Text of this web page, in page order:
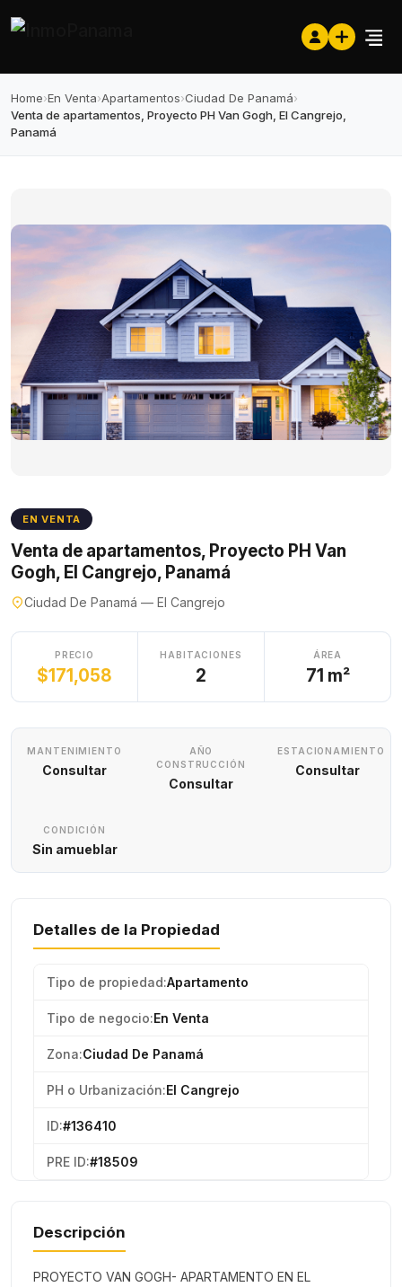
Home›En Venta›Apartamentos›Ciudad De Panamá›
Venta de apartamentos, Proyecto PH Van Gogh, El Cangrejo,
Panamá
EN VENTA
Venta de apartamentos, Proyecto PH Van
Gogh, El Cangrejo, Panamá
Ciudad De Panamá — El Cangrejo
PRECIO
$171,058
HABITACIONES
2
ÁREA
71 m²
MANTENIMIENTO
Consultar
AÑO
CONSTRUCCIÓN
Consultar
ESTACIONAMIENTO
Consultar
CONDICIÓN
Sin amueblar
Detalles de la Propiedad
Tipo de propiedad:Apartamento
Tipo de negocio:En Venta
Zona:Ciudad De Panamá
PH o Urbanización:El Cangrejo
ID:#136410
PRE ID:#18509
Descripción
PROYECTO VAN GOGH- APARTAMENTO EN EL